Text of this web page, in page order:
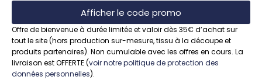
Afficher le code promo
Offre de bienvenue à durée limitée et valoir dès 35€ d’achat sur
tout le site (hors production sur-mesure, tissu à la découpe et
produits partenaires). Non cumulable avec les offres en cours. La
livraison est OFFERTE (voir notre politique de protection des
données personnelles).